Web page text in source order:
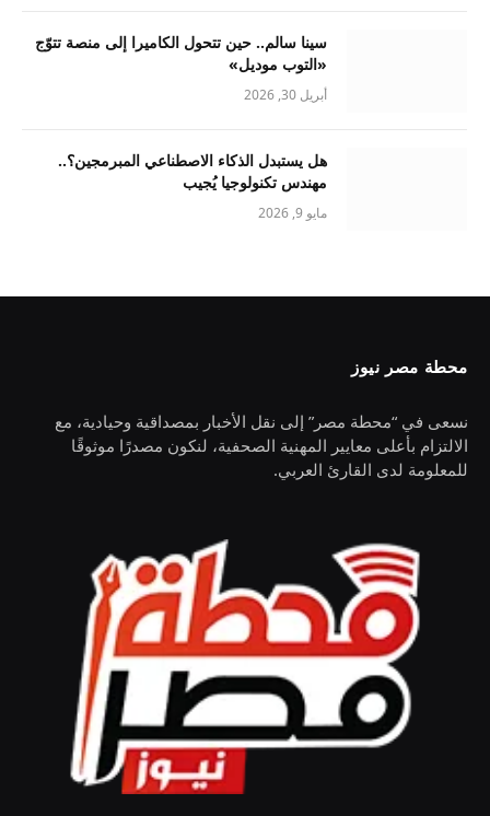
سينا سالم.. حين تتحول الكاميرا إلى منصة تتوّج
«التوب موديل»
أبريل 30, 2026
هل يستبدل الذكاء الاصطناعي المبرمجين؟..
مهندس تكنولوجيا يُجيب
مايو 9, 2026
محطة مصر نيوز
نسعى في “محطة مصر” إلى نقل الأخبار بمصداقية وحيادية، مع
الالتزام بأعلى معايير المهنية الصحفية، لنكون مصدرًا موثوقًا
للمعلومة لدى القارئ العربي.